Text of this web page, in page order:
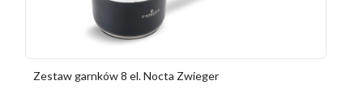
Zestaw garnków 8 el. Nocta Zwieger